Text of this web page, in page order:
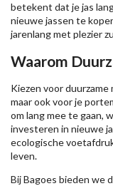
betekent dat je jas
nieuwe jassen te
jarenlang met plezier
Waarom
Kiezen voor
maar ook voor je
om lang mee te gaan,
investeren in nieuwe
ecologische
leven.
Bij Bagoes bieden we